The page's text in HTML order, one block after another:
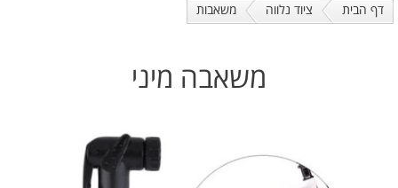
דף הבית ציוד נלווה משאבות
משאבה מיני